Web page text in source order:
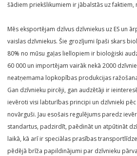
šādiem priekšlikumiem ir jābalstās uz faktiem,
Mēs eksportējam dzīvus dzīvniekus uz ES un
vaislas dzīvniekus. Šie grozījumi īpaši skars
80% no mūsu gaļas liellopiem ir bioloģiski
60 000 un importējam vairāk nekā 2000
neatņemama lopkopības produkcijas
Gan dzīvnieku pircēji, gan audzētāji ir
ievēroti visi labturības principi un dzīvnieki
novārguši. Jau esošais regulējums paredz
standartus, padzirdīt, paēdināt un atpūtināt
laikā, kā arī ir speciālas prasības
pēdējā brīža papildinājumi par dzīvnieku